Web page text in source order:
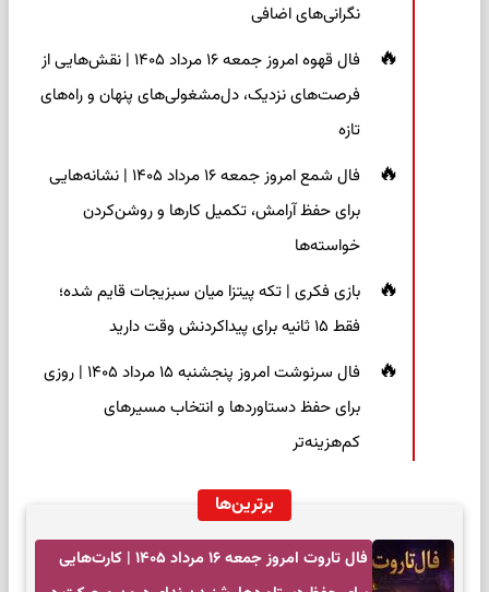
نگرانی‌های اضافی
فال قهوه امروز جمعه ۱۶ مرداد ۱۴۰۵ | نقش‌هایی از
فرصت‌های نزدیک، دل‌مشغولی‌های پنهان و راه‌های
تازه
فال شمع امروز جمعه ۱۶ مرداد ۱۴۰۵ | نشانه‌هایی
برای حفظ آرامش، تکمیل کارها و روشن‌کردن
خواسته‌ها
بازی فکری | تکه پیتزا میان سبزیجات قایم شده؛
فقط ۱۵ ثانیه برای پیداکردنش وقت دارید
فال سرنوشت امروز پنجشنبه ۱۵ مرداد ۱۴۰۵ | روزی
برای حفظ دستاوردها و انتخاب مسیرهای
کم‌هزینه‌تر
برترین‌ها
فال تاروت امروز جمعه ۱۶ مرداد ۱۴۰۵ | کارت‌هایی